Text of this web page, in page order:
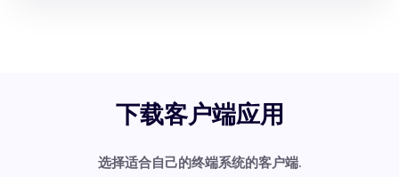
下载客户端应用
选择适合自己的终端系统的客户端.